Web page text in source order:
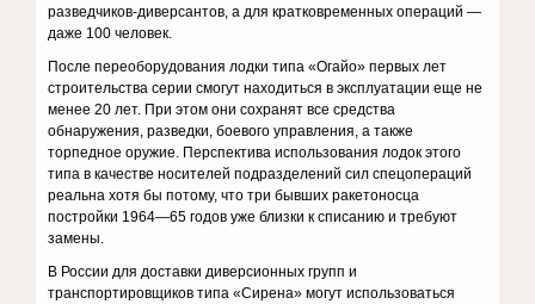
разведчиков-диверсантов, а для крат­ковременных операций —
даже 100 человек.
После переоборудования лодки типа «Огайо» первых лет
строи­тельства серии смогут находиться в эксплуатации еще не
менее 20 лет. При этом они сохранят все средства
обнаружения, разведки, бо­евого управления, а также
торпедное оружие. Перспектива исполь­зования лодок этого
типа в качестве носителей подразделений сил спецопераций
реальна хотя бы потому, что три бывших ракетоносца
постройки 1964—65 годов уже близки к списанию и требуют
замены.
В России для доставки диверсионных групп и
транспортировщи­ков типа «Сирена» могут использоваться